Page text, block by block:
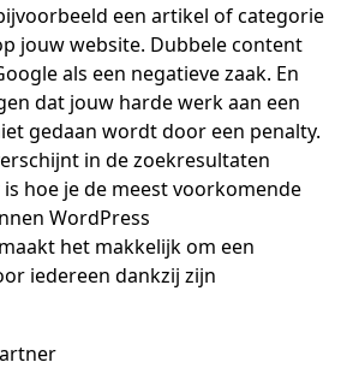
een artikel of categorie
jouw website. Dubbele content
als een negatieve zaak. En
dat jouw harde werk aan een
gedaan wordt door een penalty.
in de zoekresultaten
hoe je de meest voorkomende
WordPress
het makkelijk om een
iedereen dankzij zijn